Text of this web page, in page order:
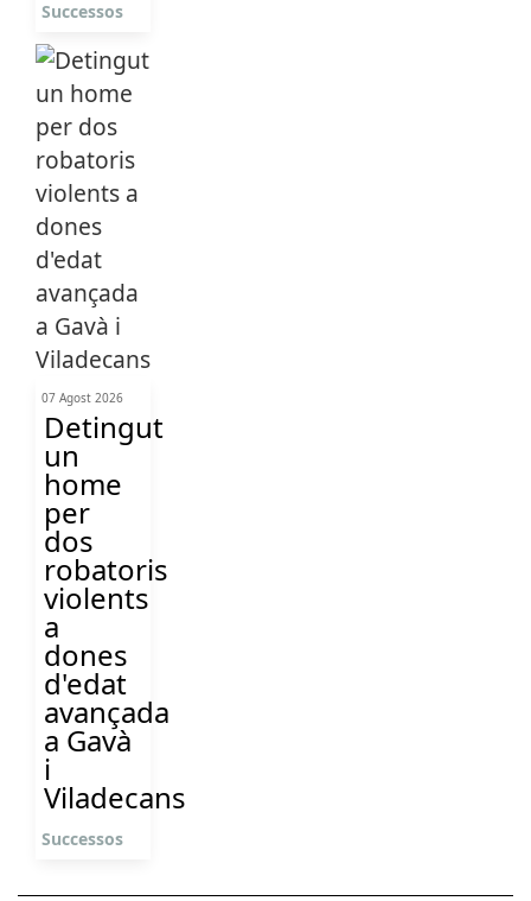
Successos
07 Agost 2026
Detingut
un
home
per
dos
robatoris
violents
a
dones
d'edat
avançada
a Gavà
i
Viladecans
Successos